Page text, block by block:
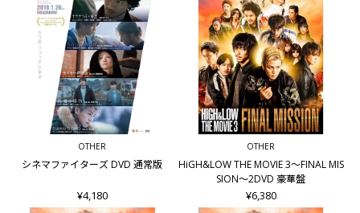
OTHER
シネマファイターズ DVD 通常版
¥4,180
OTHER
HiGH&LOW THE MOVIE 3～FINAL MIS
SION～2DVD 豪華盤
¥6,380